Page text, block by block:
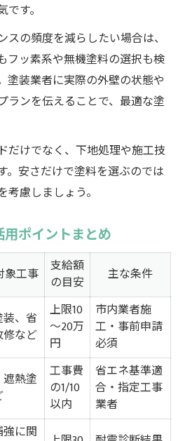
す。
の頻度を減らしたい場合は、
フッ素系や無機塗料の選択も検
塗装業者に実際の外壁の状態や
ランを伝えることで、最適な塗
だけでなく、下地処理や施工技
。安さだけで塗料を選ぶのでは
慮しましょう。
ポイントまとめ
象工事
支給額
の目安
主な条件
、省
など
上限10
～20万
円
市内業者施
工・事前申請
必須
熱塗
工事費
の1/10
以内
省エネ基準適
合・指定工事
業者
に関